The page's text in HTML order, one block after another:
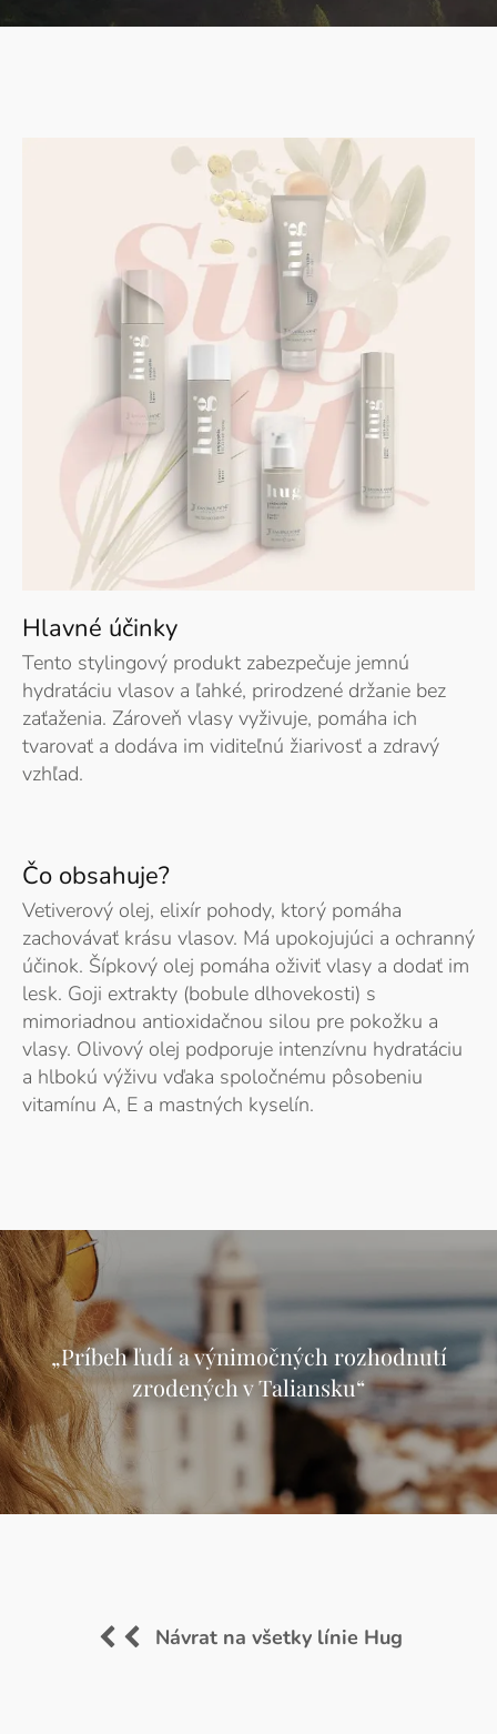
Hlavné účinky
Tento stylingový produkt zabezpečuje jemnú
hydratáciu vlasov a ľahké, prirodzené držanie bez
zaťaženia. Zároveň vlasy vyživuje, pomáha ich
tvarovať a dodáva im viditeľnú žiarivosť a zdravý
vzhľad.
Čo obsahuje?
Vetiverový olej, elixír pohody, ktorý pomáha
zachovávať krásu vlasov. Má upokojujúci a ochranný
účinok. Šípkový olej pomáha oživiť vlasy a dodať im
lesk. Goji extrakty (bobule dlhovekosti) s
mimoriadnou antioxidačnou silou pre pokožku a
vlasy. Olivový olej podporuje intenzívnu hydratáciu
a hlbokú výživu vďaka spoločnému pôsobeniu
vitamínu A, E a mastných kyselín.
„Príbeh ľudí a výnimočných rozhodnutí
zrodených v Taliansku“
Návrat na všetky línie Hug